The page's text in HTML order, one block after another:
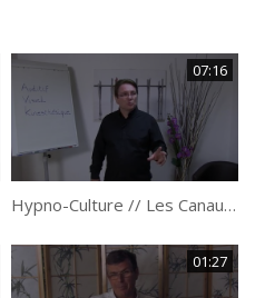
07:16
Hypno-Culture // Les Canaux préférentiels par Philippe Vernois.
01:27